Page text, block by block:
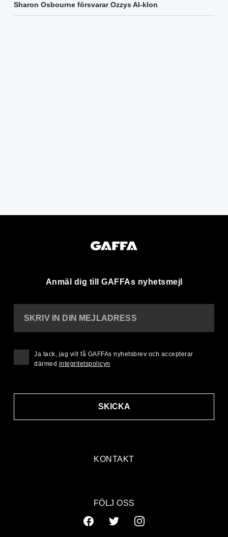
Sharon Osbourne försvarar Ozzys AI-klon
Anmäl dig till GAFFAs nyhetsmejl
KONTAKT
SKRIV IN DIN MEJLADRESS
SKICKA
Ja tack, jag vill få GAFFAs nyhetsbrev och accepterar
därmed integritetspolicyn
FÖLJ OSS